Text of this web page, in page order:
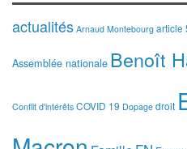
actualités Arnaud Montebourg article
Assemblée nationale Benoît
Conflit d'intérêts COVID 19 Dopage droit